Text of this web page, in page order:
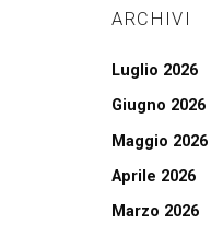
ARCHIVI
Luglio 2026
Giugno 2026
Maggio 2026
Aprile 2026
Marzo 2026